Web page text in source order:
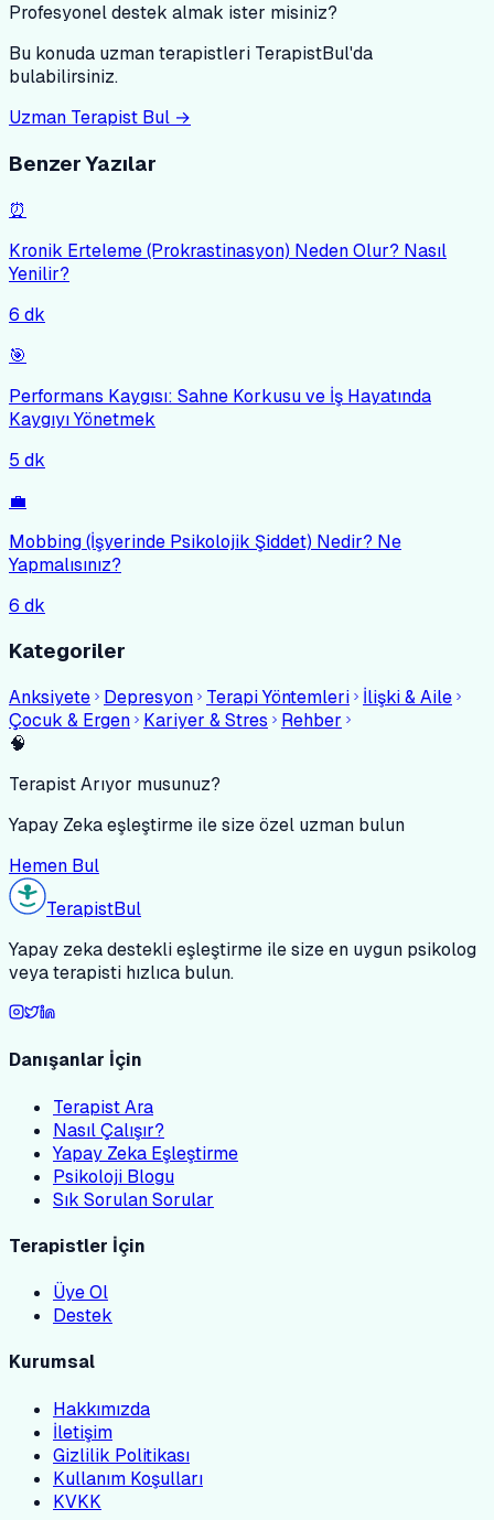
Profesyonel destek almak ister misiniz?
Bu konuda uzman terapistleri TerapistBul'da
bulabilirsiniz.
Uzman Terapist Bul →
Benzer Yazılar
⏰
Kronik Erteleme (Prokrastinasyon) Neden Olur? Nasıl
Yenilir?
6 dk
🎯
Performans Kaygısı: Sahne Korkusu ve İş Hayatında
Kaygıyı Yönetmek
5 dk
💼
Mobbing (İşyerinde Psikolojik Şiddet) Nedir? Ne
Yapmalısınız?
6 dk
Kategoriler
Anksiyete Depresyon Terapi Yöntemleri
İlişki & Aile
Çocuk & Ergen
Kariyer & Stres
Rehber
🧠
Terapist Arıyor musunuz?
Yapay Zeka eşleştirme ile size özel uzman bulun
Hemen Bul
TerapistBul
Yapay zeka destekli eşleştirme ile size en uygun psikolog
veya terapisti hızlıca bulun.
Danışanlar İçin
Terapist Ara
Nasıl Çalışır?
Yapay Zeka Eşleştirme
Psikoloji Blogu
Sık Sorulan Sorular
Terapistler İçin
Üye Ol
Destek
Kurumsal
Hakkımızda
İletişim
Gizlilik Politikası
Kullanım Koşulları
KVKK